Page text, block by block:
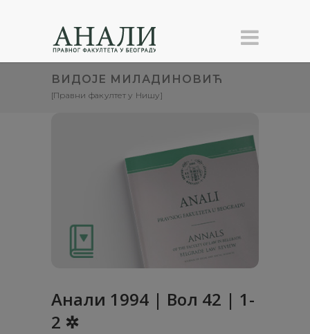
ВИДОЈЕ МИЛАДИНОВИЋ
[Правни факултет у Нишу]
Анaли 1994 | Вол 42 | 1-
2 ✲